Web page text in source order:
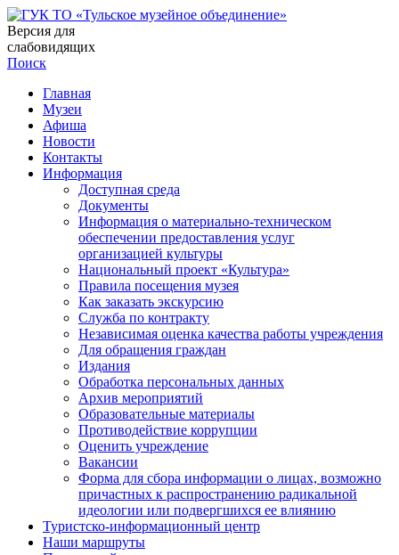
Версия для
слабовидящих
Поиск
Главная
Музеи
Афиша
Новости
Контакты
Информация
Доступная среда
Документы
Информация о материально-техническом
обеспечении предоставления услуг
организацией культуры
Национальный проект «Культура»
Правила посещения музея
Как заказать экскурсию
Служба по контракту
Независимая оценка качества работы учреждения
Для обращения граждан
Издания
Обработка персональных данных
Архив мероприятий
Образовательные материалы
Противодействие коррупции
Оценить учреждение
Вакансии
Форма для сбора информации о лицах, возможно
причастных к распространению радикальной
идеологии или подвергшихся ее влиянию
Туристско-информационный центр
Наши маршруты